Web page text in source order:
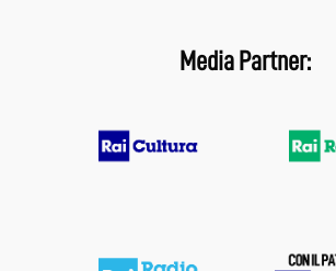
Media Partner: